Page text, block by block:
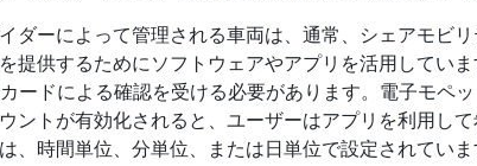
ダーによって管理される車両は、通常、シェアモビ
提供するためにソフトウェアやアプリを活用してい
ードによる確認を受ける必要があります。電子モペ
ントが有効化されると、ユーザーはアプリを利用し
時間単位、分単位、または日単位で設定されていま